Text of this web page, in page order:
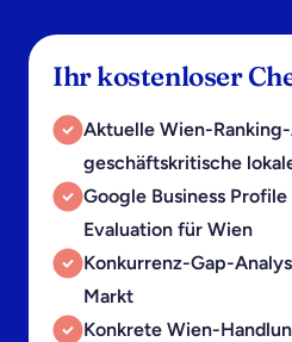
Ihr kostenloser
Aktuelle Wien-
geschäftskritische
Google Business
Evaluation für Wien
Konkurrenz-Gap-
Markt
Konkrete Wien-